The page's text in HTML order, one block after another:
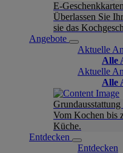
E-Geschenkkarten
Überlassen Sie
sie das
Angebote
Aktuelle
Alle
Aktuelle
Alle
Vom Kochen bis
Küche.
Entdecken
Entdecken